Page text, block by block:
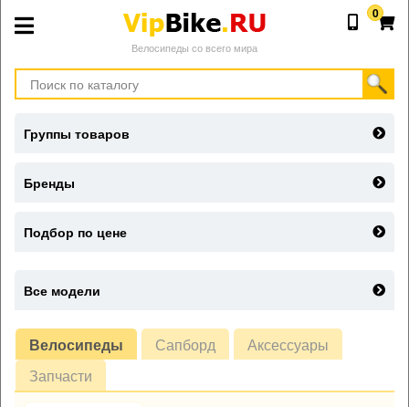
Велосипеды со всего мира
0
Велосипеды Сапборд
Аксессуары
Запчасти
Группы товаров
Бренды
Подбор по цене
Все модели